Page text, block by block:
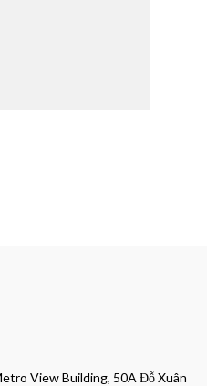
View Building, 50A Đỗ Xuân